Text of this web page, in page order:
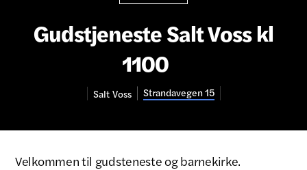
Gudstjeneste Salt Voss kl
1100
Salt Voss Strandavegen 15
Velkommen til gudsteneste og barnekirke.